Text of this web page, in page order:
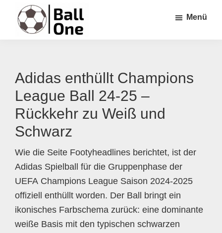
Inhalt
springen
Seitenspalte
springen
Fußzeile
springen
Menü
Adidas enthüllt Champions
League Ball 24-25 –
Rückkehr zu Weiß und
Schwarz
Wie die Seite Footyheadlines berichtet, ist der
Adidas Spielball für die Gruppenphase der
UEFA Champions League Saison 2024-2025
offiziell enthüllt worden. Der Ball bringt ein
ikonisches Farbschema zurück: eine dominante
weiße Basis mit den typischen schwarzen